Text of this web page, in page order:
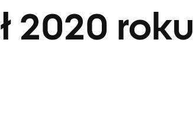
2020 roku